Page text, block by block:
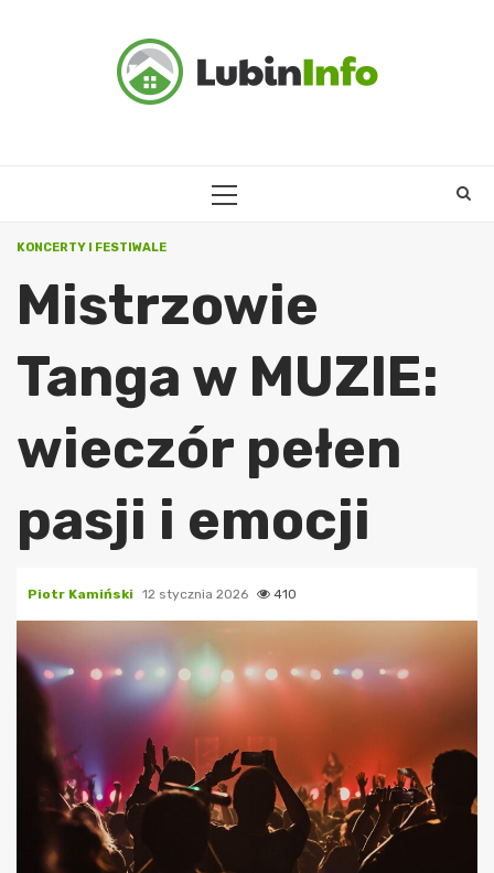
PRIMARY
KONCERTY I FESTIWALE
Mistrzowie
Tanga w MUZIE:
wieczór pełen
pasji i emocji
Piotr Kamiński 12 stycznia 2026 410